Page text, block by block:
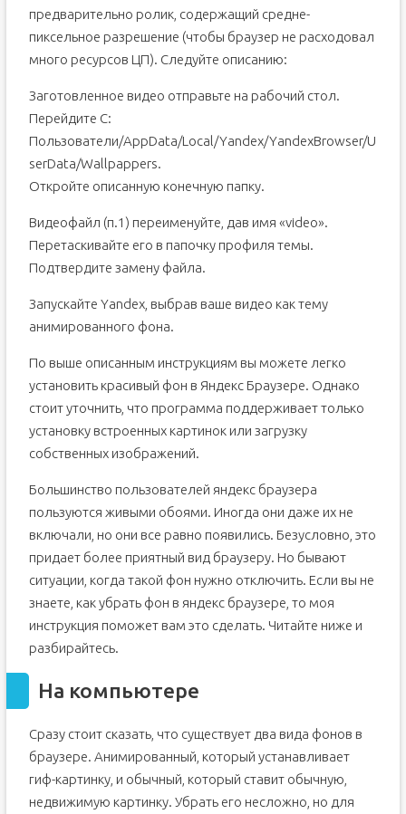
предварительно ролик, содержащий средне-
пиксельное разрешение (чтобы браузер не расходовал
много ресурсов ЦП). Следуйте описанию:
Заготовленное видео отправьте на рабочий стол.
Перейдите C:
Пользователи/AppData/Local/Yandex/YandexBrowser/U
serData/Wallpappers.
Откройте описанную конечную папку.
Видеофайл (п.1) переименуйте, дав имя «video».
Перетаскивайте его в папочку профиля темы.
Подтвердите замену файла.
Запускайте Yandex, выбрав ваше видео как тему
анимированного фона.
По выше описанным инструкциям вы можете легко
установить красивый фон в Яндекс Браузере. Однако
стоит уточнить, что программа поддерживает только
установку встроенных картинок или загрузку
собственных изображений.
Большинство пользователей яндекс браузера
пользуются живыми обоями. Иногда они даже их не
включали, но они все равно появились. Безусловно, это
придает более приятный вид браузеру. Но бывают
ситуации, когда такой фон нужно отключить. Если вы не
знаете, как убрать фон в яндекс браузере, то моя
инструкция поможет вам это сделать. Читайте ниже и
разбирайтесь.
На компьютере
Сразу стоит сказать, что существует два вида фонов в
браузере. Анимированный, который устанавливает
гиф-картинку, и обычный, который ставит обычную,
недвижимую картинку. Убрать его несложно, но для